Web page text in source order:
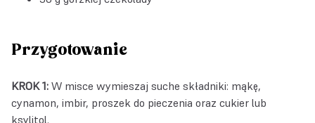
Przygotowanie
KROK 1: W misce wymieszaj suche składniki: mąkę,
cynamon, imbir, proszek do pieczenia oraz cukier lub
ksylitol.